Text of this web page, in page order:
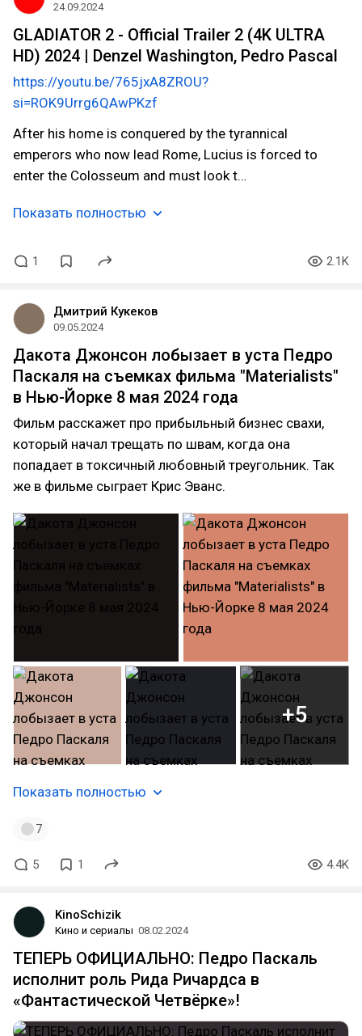
24.09.2024
GLADIATOR 2 - Official Trailer 2 (4K ULTRA
HD) 2024 | Denzel Washington, Pedro Pascal
https://youtu.be/765jxA8ZROU?
si=ROK9Urrg6QAwPKzf
After his home is conquered by the tyrannical
emperors who now lead Rome, Lucius is forced to
enter the Colosseum and must look t…
Показать полностью
1 2.1K
Дмитрий Кукеков
09.05.2024
Дакота Джонсон лобызает в уста Педро
Паскаля на съемках фильма "Materialists"
в Нью-Йорке 8 мая 2024 года
Фильм расскажет про прибыльный бизнес свахи,
который начал трещать по швам, когда она
попадает в токсичный любовный треугольник. Так
же в фильме сыграет Крис Эванс.
+5
Показать полностью
7
5 1 4.4K
KinoSchizik
Кино и сериалы 08.02.2024
ТЕПЕРЬ ОФИЦИАЛЬНО: Педро Паскаль
исполнит роль Рида Ричардса в
«Фантастической Четвёрке»!